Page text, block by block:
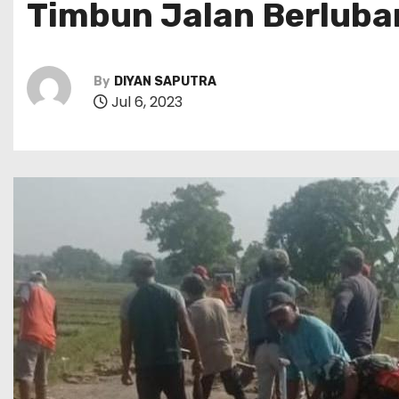
Timbun Jalan
By DIYAN SAPUTRA
Jul 6, 2023